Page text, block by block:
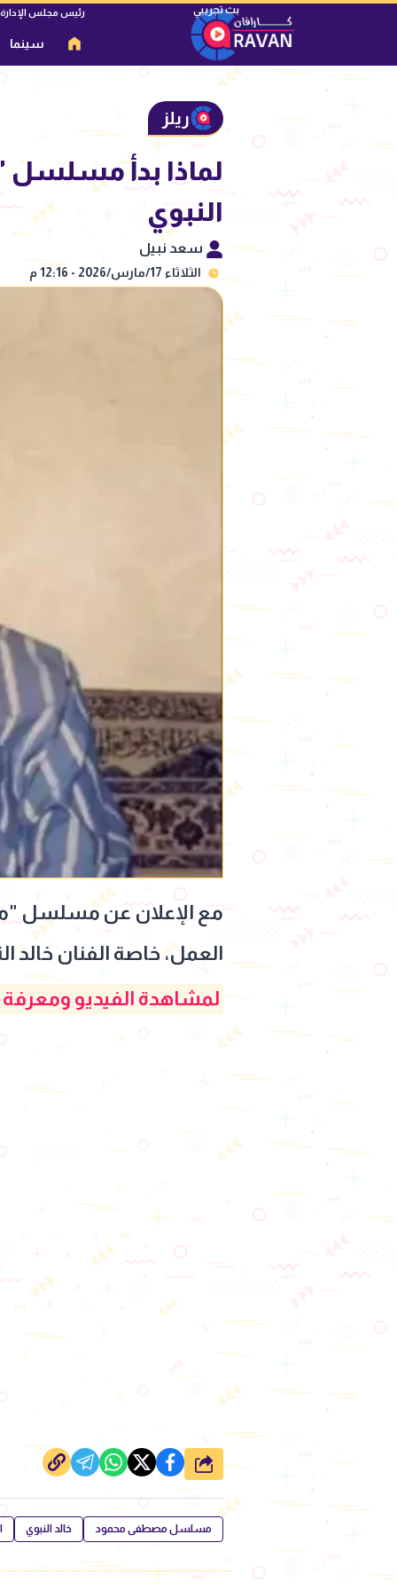
رئيس مجلس الإدارة
سينما
ريلز
لماذا بدأ
النبوي
سعد نبيل
الثلاثاء 17/مارس/2026 - 12:16 م
العمل، خاصة الفنان
لمشاهدة الفيديو ومعرفة
شارك
مسلسل مصطفى محمود خالد النبوي